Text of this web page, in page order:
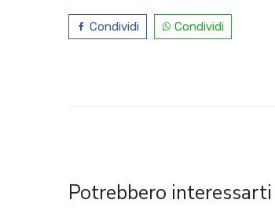
Condividi Condividi
Potrebbero interessarti